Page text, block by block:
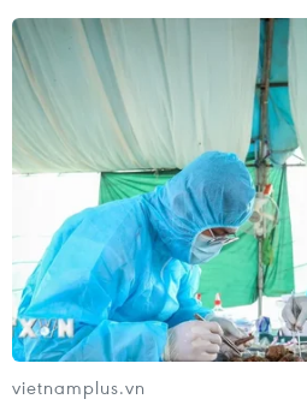
vietnamplus.vn